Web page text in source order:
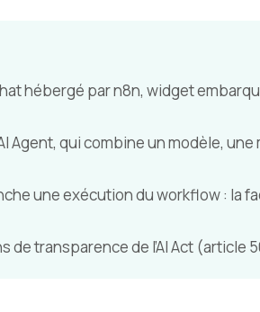
hébergé par n8n, widget
Agent, qui combine un modèle,
une exécution du workflow : la
transparence de l’AI Act (article